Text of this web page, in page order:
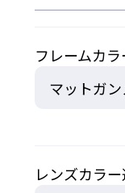
フレームカ
レンズカラ